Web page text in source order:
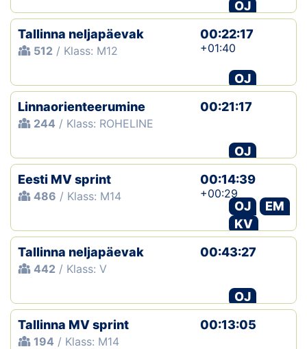
OJ
Tallinna neljapäevak
512 / Klass: M12
00:22:17
+01:40
OJ
Linnaorienteerumine
244 / Klass: ROHELINE
00:21:17
OJ
Eesti MV sprint
486 / Klass: M14
00:14:39
+00:29
OJ
EM
KV
Tallinna neljapäevak
442 / Klass: V
00:43:27
OJ
Tallinna MV sprint
194 / Klass: M14
00:13:05